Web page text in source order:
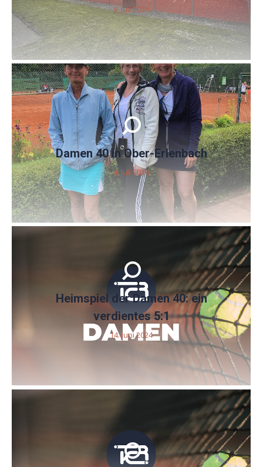
9. Juli 2024
Damen 40 in Ober-Erlenbach
4. Juli 2024
Heimspiel der Damen 40: ein
verdientes 5:1
14. Juni 2024